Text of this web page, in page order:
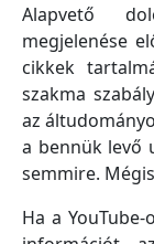
Alapvető
megjelenése
cikkek
szakma
az
a bennük levő
semmire.
Ha a